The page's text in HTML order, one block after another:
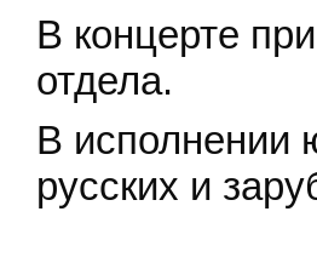
В концерте
отдела.
В исполнении
русских и